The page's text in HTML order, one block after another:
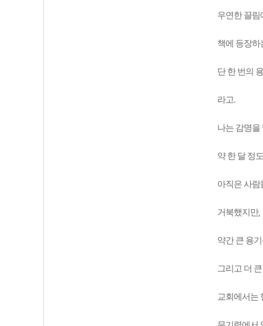
우연한 끌림
책에 등장하
단 한 번의
라고.
나는 감명을
약 한 달 정
아직은 사람
거북했지만,
약간 큰 용
그리고 더
교회에서는